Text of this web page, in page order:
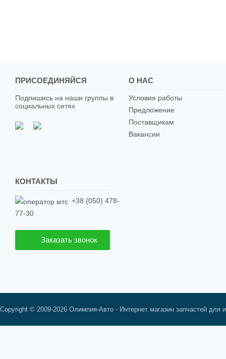
ПРИСОЕДИНЯЙСЯ
Подпишись на наши группы в
социальных сетях
О НАС
Условия работы
Предложение
Поставщикам
Вакансии
КОНТАКТЫ
+38 (050) 478-
77-30
Заказать звонок
Copyright © 2009-2026 Олимпия-Авто - Интернет магазин запчастей для